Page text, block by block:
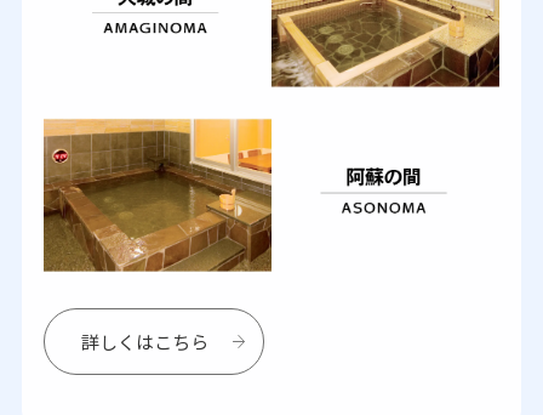
詳しくはこちら